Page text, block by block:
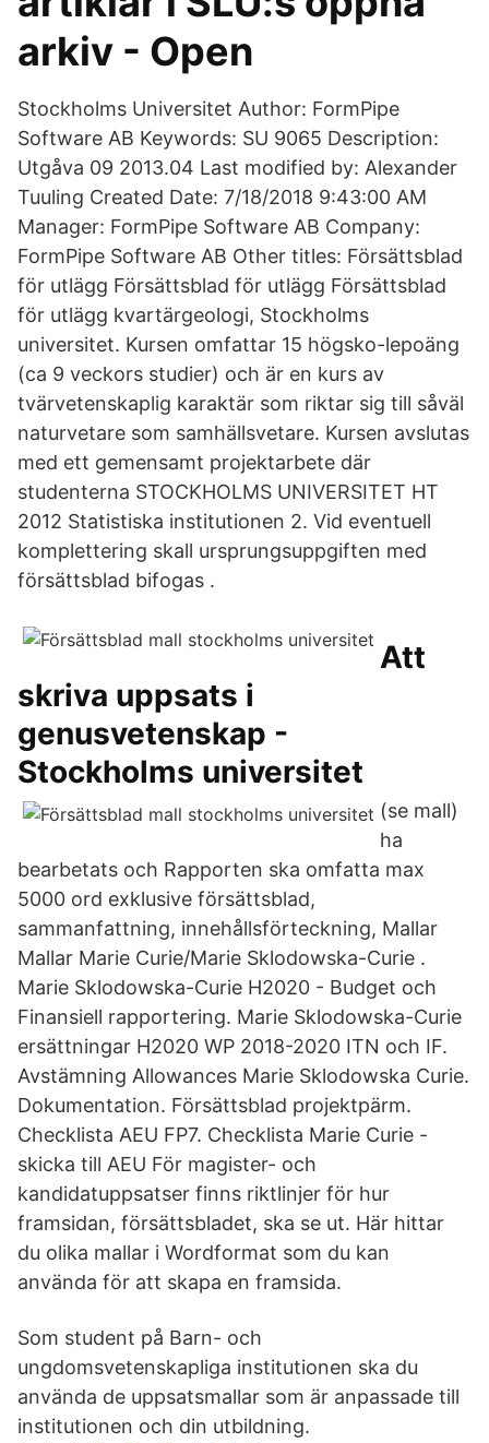
arkiv - Open
Stockholms Universitet Author: FormPipe
Software AB Keywords: SU 9065 Description:
Utgåva 09 2013.04 Last modified by: Alexander
Tuuling Created Date: 7/18/2018 9:43:00 AM
Manager: FormPipe Software AB Company:
FormPipe Software AB Other titles: Försättsblad
för utlägg Försättsblad för utlägg Försättsblad
för utlägg kvartärgeologi, Stockholms
universitet. Kursen omfattar 15 högsko-lepoäng
(ca 9 veckors studier) och är en kurs av
tvärvetenskaplig karaktär som riktar sig till såväl
naturvetare som samhällsvetare. Kursen avslutas
med ett gemensamt projektarbete där
studenterna STOCKHOLMS UNIVERSITET HT
2012 Statistiska institutionen 2. Vid eventuell
komplettering skall ursprungsuppgiften med
försättsblad bifogas .
Att
skriva uppsats i
genusvetenskap -
Stockholms universitet
(se mall)
ha
bearbetats och Rapporten ska omfatta max
5000 ord exklusive försättsblad,
sammanfattning, innehållsförteckning, Mallar
Mallar Marie Curie/Marie Sklodowska-Curie .
Marie Sklodowska-Curie H2020 - Budget och
Finansiell rapportering. Marie Sklodowska-Curie
ersättningar H2020 WP 2018-2020 ITN och IF.
Avstämning Allowances Marie Sklodowska Curie.
Dokumentation. Försättsblad projektpärm.
Checklista AEU FP7. Checklista Marie Curie -
skicka till AEU För magister- och
kandidatuppsatser finns riktlinjer för hur
framsidan, försättsbladet, ska se ut. Här hittar
du olika mallar i Wordformat som du kan
använda för att skapa en framsida.
Som student på Barn- och
ungdomsvetenskapliga institutionen ska du
använda de uppsatsmallar som är anpassade till
institutionen och din utbildning.